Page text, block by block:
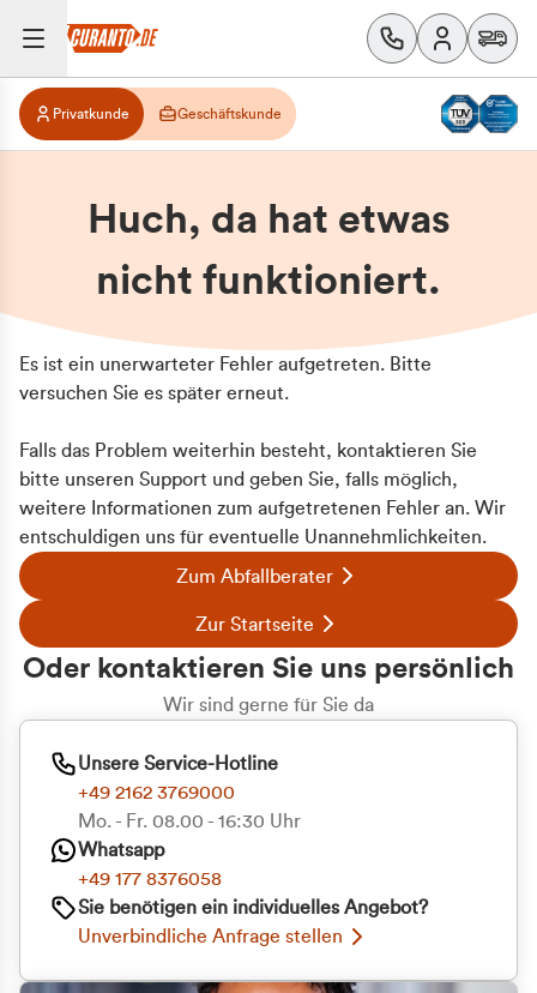
Privatkunde Geschäftskunde
Huch, da hat etwas
nicht funktioniert.
Es ist ein unerwarteter Fehler aufgetreten. Bitte
versuchen Sie es später erneut.
Falls das Problem weiterhin besteht, kontaktieren Sie
bitte unseren Support und geben Sie, falls möglich,
weitere Informationen zum aufgetretenen Fehler an. Wir
entschuldigen uns für eventuelle Unannehmlichkeiten.
Zum Abfallberater
Zur Startseite
Oder kontaktieren Sie uns persönlich
Wir sind gerne für Sie da
Unsere Service-Hotline
+49 2162 3769000
Mo. - Fr. 08.00 - 16:30 Uhr
Whatsapp
+49 177 8376058
Sie benötigen ein individuelles Angebot?
Unverbindliche Anfrage stellen